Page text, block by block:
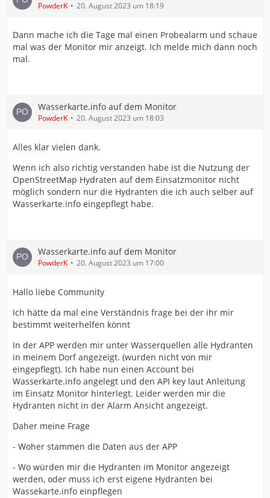
PowderK 20. August 2023 um 18:19
Dann mache ich die Tage mal einen Probealarm und schaue
mal was der Monitor mir anzeigt. Ich melde mich dann noch
mal.
Wasserkarte.info auf dem Monitor
PowderK 20. August 2023 um 18:03
Alles klar vielen dank.
Wenn ich also richtig verstanden habe ist die Nutzung der
OpenStreetMap Hydraten auf dem Einsatzmonitor nicht
möglich sondern nur die Hydranten die ich auch selber auf
Wasserkarte.info eingepflegt habe.
Wasserkarte.info auf dem Monitor
PowderK 20. August 2023 um 17:00
Hallo liebe Community
Ich hätte da mal eine Verständnis frage bei der ihr mir
bestimmt weiterhelfen könnt
In der APP werden mir unter Wasserquellen alle Hydranten
in meinem Dorf angezeigt. (wurden nicht von mir
eingepflegt). Ich habe nun einen Account bei
Wasserkarte.info angelegt und den API key laut Anleitung
im Einsatz Monitor hinterlegt. Leider werden mir die
Hydranten nicht in der Alarm Ansicht angezeigt.
Daher meine Frage
- Woher stammen die Daten aus der APP
- Wo würden mir die Hydranten im Monitor angezeigt
werden, oder muss ich erst eigene Hydranten bei
Wassekarte.info einpflegen